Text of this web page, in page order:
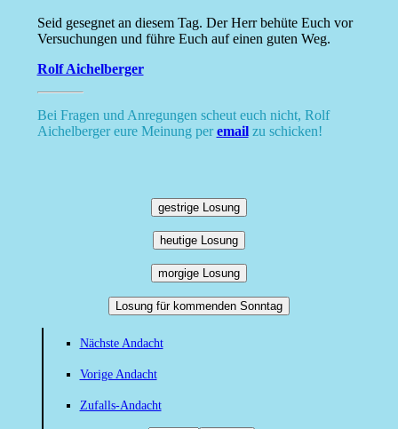
Seid gesegnet an diesem Tag. Der Herr behüte Euch vor
Versuchungen und führe Euch auf einen guten Weg.
Rolf Aichelberger
Bei Fragen und Anregungen scheut euch nicht, Rolf
Aichelberger eure Meinung peremailzu schicken!
gestrige Losung
heutige Losung
morgige Losung
Losung für kommenden Sonntag
Nächste Andacht
Vorige Andacht
Zufalls-Andacht